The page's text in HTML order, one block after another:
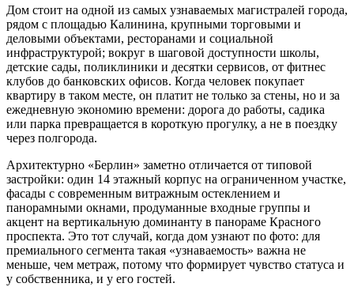
Дом стоит на одной из самых узнаваемых магистралей города,
рядом с площадью Калинина, крупными торговыми и
деловыми объектами, ресторанами и социальной
инфраструктурой; вокруг в шаговой доступности школы,
детские сады, поликлиники и десятки сервисов, от фитнес
клубов до банковских офисов. Когда человек покупает
квартиру в таком месте, он платит не только за стены, но и за
ежедневную экономию времени: дорога до работы, садика
или парка превращается в короткую прогулку, а не в поездку
через полгорода.
Архитектурно «Берлин» заметно отличается от типовой
застройки: один 14 этажный корпус на ограниченном участке,
фасады с современным витражным остеклением и
панорамными окнами, продуманные входные группы и
акцент на вертикальную доминанту в панораме Красного
проспекта. Это тот случай, когда дом узнают по фото: для
премиального сегмента такая «узнаваемость» важна не
меньше, чем метраж, потому что формирует чувство статуса и
у собственника, и у его гостей.